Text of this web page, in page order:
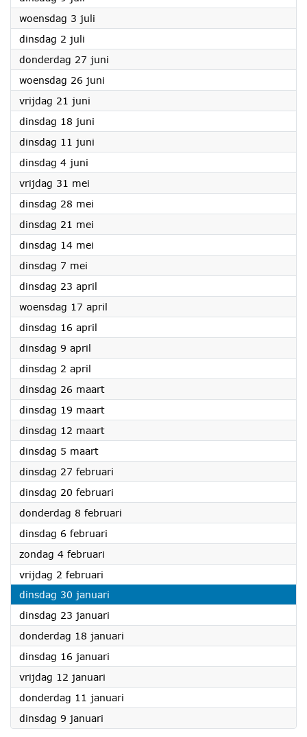
woensdag 3 juli
dinsdag 2 juli
donderdag 27 juni
woensdag 26 juni
vrijdag 21 juni
dinsdag 18 juni
dinsdag 11 juni
dinsdag 4 juni
vrijdag 31 mei
dinsdag 28 mei
dinsdag 21 mei
dinsdag 14 mei
dinsdag 7 mei
dinsdag 23 april
woensdag 17 april
dinsdag 16 april
dinsdag 9 april
dinsdag 2 april
dinsdag 26 maart2024
dinsdag 19 maart2024
dinsdag 12 maart2024
dinsdag 5 maart2024
dinsdag 27 februari
dinsdag 20 februari
donderdag 8 februari
dinsdag 6 februari
zondag 4 februari
vrijdag 2 februari
dinsdag 30 januari
dinsdag 23 januari
donderdag 18 januari
dinsdag 16 januari
vrijdag 12 januari
donderdag 11 januari
dinsdag 9 januari